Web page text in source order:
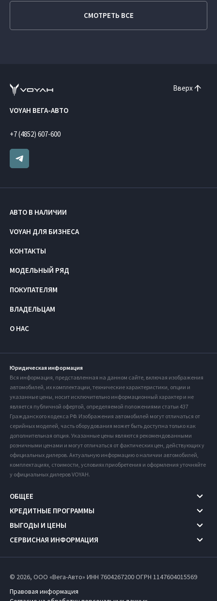
СМОТРЕТЬ ВСЕ
Вверх
VOYAH ВЕГА-АВТО
+7 (4852) 607-600
АВТО В НАЛИЧИИ
VOYAH ДЛЯ БИЗНЕСА
КОНТАКТЫ
МОДЕЛЬНЫЙ РЯД
ПОКУПАТЕЛЯМ
ВЛАДЕЛЬЦАМ
О НАС
Юридическая информация
Вся информация, представленная на данном сайте, включая изображения
автомобилей, их комплектации, технические характеристики, опции и
указанные цены, носит исключительно информационный характер и не
является публичной офертой, определяемой положениями статьи 437
Гражданского кодекса РФ. Изображения автомобилей могут отличаться от
серийных моделей, часть оборудования может быть доступна только как
дополнительная опция. Указанные цены являются рекомендованными
розничными ценами и могут отличаться от фактических цен, действующих у
официальных дилеров. Актуальную информацию о наличии автомобилей,
комплектациях, стоимости, условиях приобретения и оформления уточняйте
у официальных дилеров VOYAH.
ОБЩЕЕ
КРЕДИТНЫЕ ПРОГРАММЫ
ВЫГОДЫ И ЦЕНЫ
СЕРВИСНАЯ ИНФОРМАЦИЯ
© 2026, ООО «Вега-Авто» ИНН 7604267200ОГРН 1147604015569
Правовая информация